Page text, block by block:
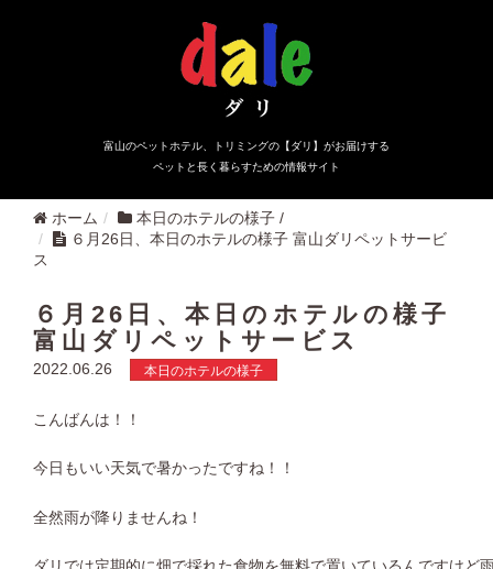
富山のペットホテル、トリミングの【ダリ】がお届けする
ペットと長く暮らすための情報サイト
ホーム 本日のホテルの様子 /
６月26日、本日のホテルの様子 富山ダリペットサービ
ス
６月26日、本日のホテルの様子
富山ダリペットサービス
2022.06.26 本日のホテルの様子
こんばんは！！
今日もいい天気で暑かったですね！！
全然雨が降りませんね！